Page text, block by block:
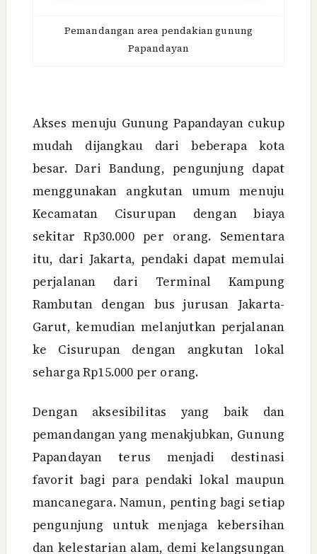
Pemandangan area pendakian gunung
Papandayan
Akses menuju Gunung Papandayan cukup
mudah dijangkau dari beberapa kota
besar. Dari Bandung, pengunjung dapat
menggunakan angkutan umum menuju
Kecamatan Cisurupan dengan biaya
sekitar Rp30.000 per orang. Sementara
itu, dari Jakarta, pendaki dapat memulai
perjalanan dari Terminal Kampung
Rambutan dengan bus jurusan Jakarta-
Garut, kemudian melanjutkan perjalanan
ke Cisurupan dengan angkutan lokal
seharga Rp15.000 per orang.
Dengan aksesibilitas yang baik dan
pemandangan yang menakjubkan, Gunung
Papandayan terus menjadi destinasi
favorit bagi para pendaki lokal maupun
mancanegara. Namun, penting bagi setiap
pengunjung untuk menjaga kebersihan
dan kelestarian alam, demi kelangsungan